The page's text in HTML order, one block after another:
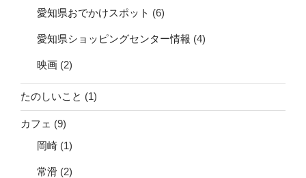
愛知県おでかけスポット (6)
愛知県ショッピングセンター情報 (4)
映画 (2)
たのしいこと (1)
カフェ (9)
岡崎 (1)
常滑 (2)